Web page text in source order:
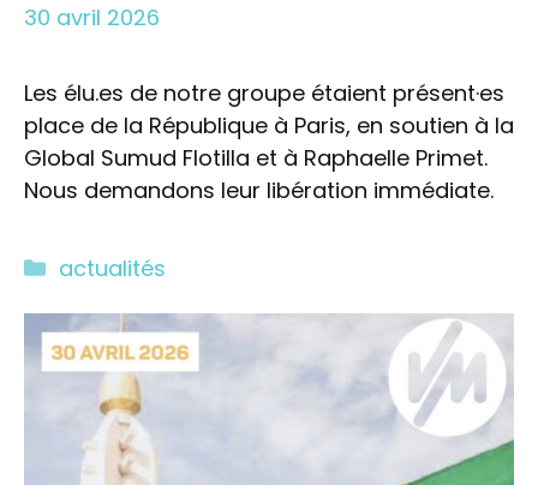
30 avril 2026
Les élu.es de notre groupe étaient présent·es
place de la République à Paris, en soutien à la
Global Sumud Flotilla et à Raphaelle Primet.
Nous demandons leur libération immédiate.
Catégories
actualités